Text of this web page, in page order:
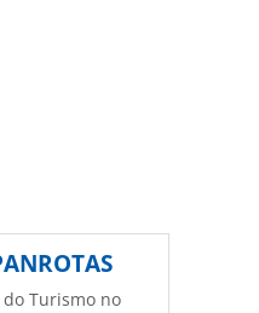
Turismo no